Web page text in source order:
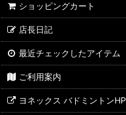
ショッピングカート
店長日記
最近チェックしたアイテム
ご利用案内
ヨネックス バドミントンHP